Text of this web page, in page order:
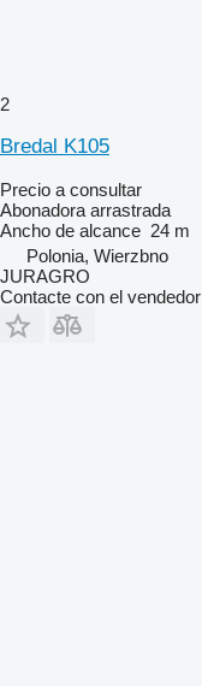
2
Bredal K105
Precio a consultar
Abonadora arrastrada
Ancho de alcance 24 m
Polonia, Wierzbno
JURAGRO
Contacte con el vendedor